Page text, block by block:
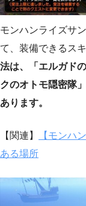
モンハンライズサ
て、装備できるス
法は、「エルガド
クのオトモ隠密隊
あります。
【関連】
【モンハ
ある場所